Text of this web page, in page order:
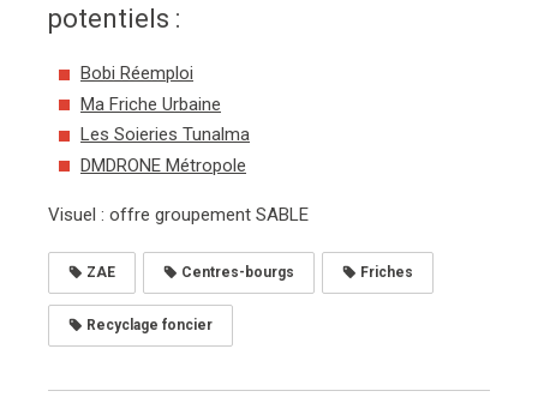
potentiels :
Bobi Réemploi
Ma Friche Urbaine
Les Soieries Tunalma
DMDRONE Métropole
Visuel : offre groupement SABLE
ZAE Centres-bourgs Friches
Recyclage foncier